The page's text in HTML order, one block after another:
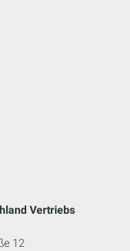
Vertriebs
12